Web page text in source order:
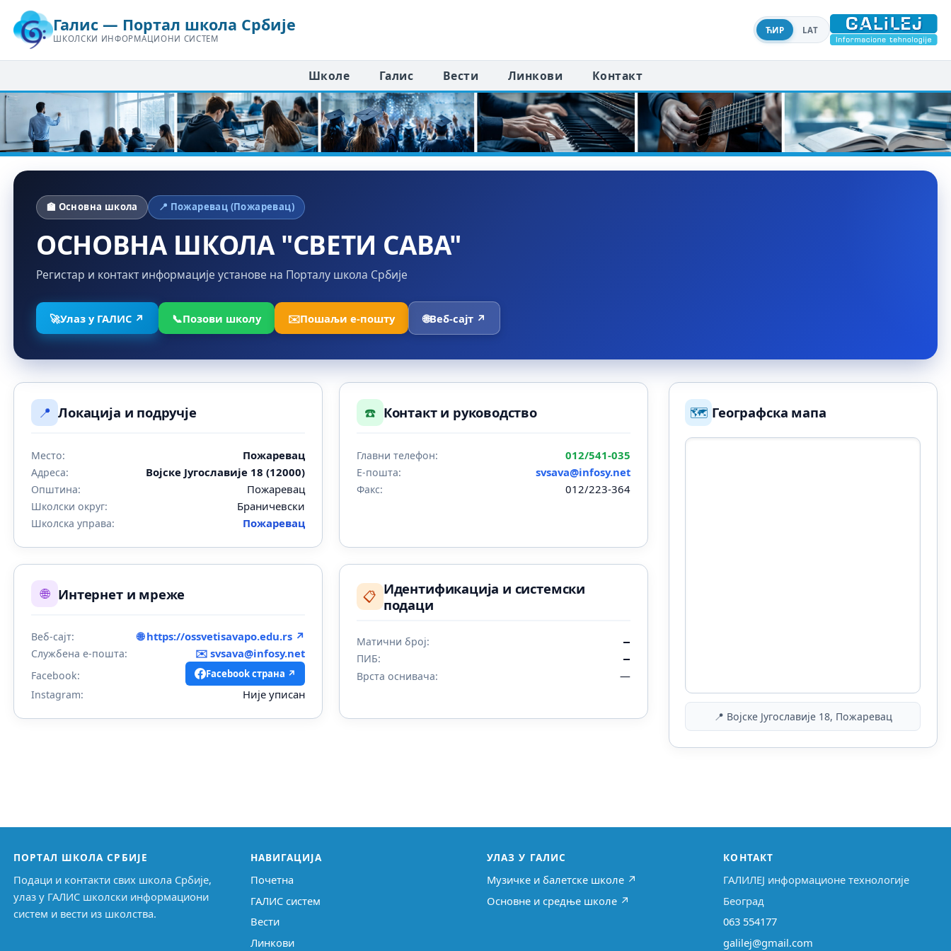
Галис — Портал школа Србије
ШКОЛСКИ ИНФОРМАЦИОНИ СИСТЕМ
ЋИР LAT
Школе Галис Вести Линкови Контакт
🏫 Основна школа 📍 Пожаревац (Пожаревац)
ОСНОВНА ШКОЛА "СВЕТИ САВА"
Регистар и контакт информације установе на Порталу школа Србије
🚀Улаз у ГАЛИС ↗ 📞Позови школу ✉️Пошаљи е-пошту 🌐Веб-сајт ↗
📍 Локација и подручје
Место: Пожаревац
Адреса: Војске Југославије 18 (12000)
Општина: Пожаревац
Школски округ: Браничевски
Школска управа: Пожаревац
☎️ Контакт и руководство
Главни телефон: 012/541-035
Е-пошта: svsava@infosy.net
Факс: 012/223-364
🌐 Интернет и мреже
Веб-сајт: 🌐 https://ossvetisavapo.edu.rs ↗
Службена е-пошта: ✉️svsava@infosy.net
Facebook: Facebook страна ↗
Instagram: Није уписан
📋 Идентификација и системски
подаци
Матични број: —
ПИБ: —
Врста оснивача: —
🗺️ Географска мапа
📍 Војске Југославије 18, Пожаревац
ПОРТАЛ ШКОЛА СРБИЈЕ
Подаци и контакти свих школа Србије,
улаз у ГАЛИС школски информациони
систем и вести из школства.
НАВИГАЦИЈА
Почетна
ГАЛИС систем
Вести
Линкови
УЛАЗ У ГАЛИС
Музичке и балетске школе ↗
Основне и средње школе ↗
КОНТАКТ
ГАЛИЛЕЈ информационе технологије
Београд
063 554177
galilej@gmail.com